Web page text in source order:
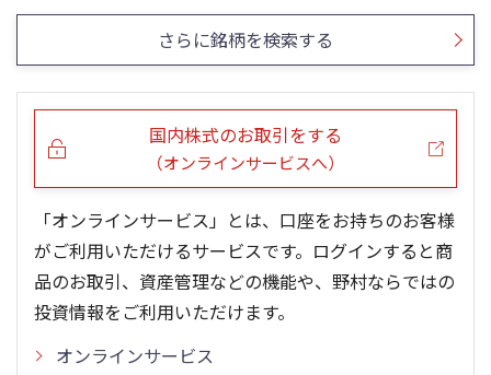
さらに銘柄を検索する
国内株式のお取引をする
（オンラインサービスへ）
「オンラインサービス」とは、口座をお持ちのお客様
がご利用いただけるサービスです。ログインすると商
品のお取引、資産管理などの機能や、野村ならではの
投資情報をご利用いただけます。
オンラインサービス